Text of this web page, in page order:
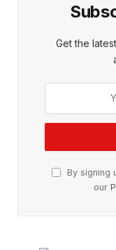
Get the
By signing
our